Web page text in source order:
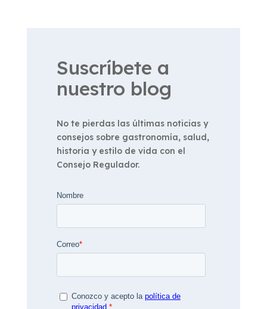
Suscríbete a
nuestro blog
No te pierdas las últimas noticias y
consejos sobre gastronomía, salud,
historia y estilo de vida con el
Consejo Regulador.